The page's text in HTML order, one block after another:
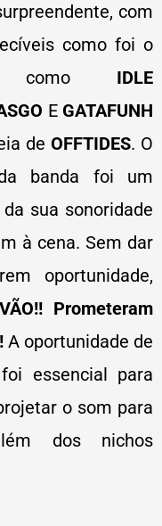
com
como foi o
como IDLE
EGATAFUNH
de OFFTIDES. O
banda foi um
sua sonoridade
à cena. Sem dar
oportunidade,
Prometeram
A oportunidade de
essencial para
o som para
dos nichos